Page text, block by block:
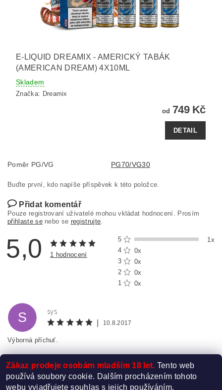
E-LIQUID DREAMIX - AMERICKÝ TABÁK
(AMERICAN DREAM) 4X10ML
Skladem
Značka: Dreamix
od 749 Kč
DETAIL
Poměr PG/VG PG70/VG30
Buďte první, kdo napíše příspěvek k této položce.
Přidat komentář
Pouze registrovaní uživatelé mohou vkládat hodnocení. Prosím
přihlaste senebo se registrujte.
5,0 1 hodnocení
5
1x
4
0x
3
0x
2
0x
1
0x
S sys
10.8.2017
Výborná příchuť.
Zákaz prodeje osobám mladším 18 let. Tento web
používá soubory cookie. Dalším procházením tohoto
webu vyjadřujete souhlas s jejich používáním.